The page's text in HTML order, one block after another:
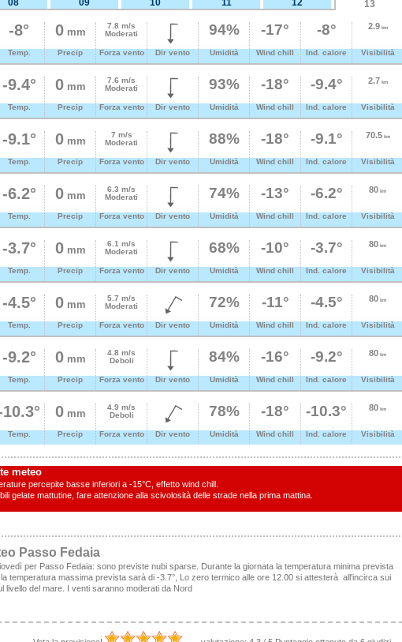
08
09
10
11
12
13
-8°
Temp.
0mm
Precip
7.8 m/s
Moderati
Forza vento Dir vento
94%
Umidità
-17°
Wind chill
-8°
Ind. calore
2.9km
Visibilità
-9.4°
Temp.
0mm
Precip
7.6 m/s
Moderati
Forza vento Dir vento
93%
Umidità
-18°
Wind chill
-9.4°
Ind. calore
2.7 km
Visibilità
-9.1°
Temp.
0mm
Precip
7 m/s
Moderati
Forza vento Dir vento
88%
Umidità
-18°
Wind chill
-9.1°
Ind. calore
70.5km
Visibilità
-6.2°
Temp.
0mm
Precip
6.3 m/s
Moderati
Forza vento Dir vento
74%
Umidità
-13°
Wind chill
-6.2°
Ind. calore
80 km
Visibilità
-3.7°
Temp.
0mm
Precip
6.1 m/s
Moderati
Forza vento Dir vento
68%
Umidità
-10°
Wind chill
-3.7°
Ind. calore
80 km
Visibilità
-4.5°
Temp.
0mm
Precip
5.7 m/s
Moderati
Forza vento Dir vento
72%
Umidità
-11°
Wind chill
-4.5°
Ind. calore
80 km
Visibilità
-9.2°
Temp.
0mm
Precip
4.8 m/s
Deboli
Forza vento Dir vento
84%
Umidità
-16°
Wind chill
-9.2°
Ind. calore
80 km
Visibilità
Temp.
0mm
Precip
4.9 m/s
Deboli
Forza vento Dir vento
78%
Umidità
-18°
Wind chill
-10.3°
Ind. calore
80 km
Visibilità
meteo
percepite basse inferiori a -15°C, effetto wind chill.
gelate mattutine, fare attenzione alla scivolosità delle strade nella prima mattina.
Passo Fedaia
per Passo Fedaia: sono previste nubi sparse. Durante la giornata la temperatura minima prevista
temperatura massima prevista sarà di -3.7°, Lo zero termico alle ore 12.00 si attesterà all'incirca sui
livello del mare. I venti saranno moderati da Nord